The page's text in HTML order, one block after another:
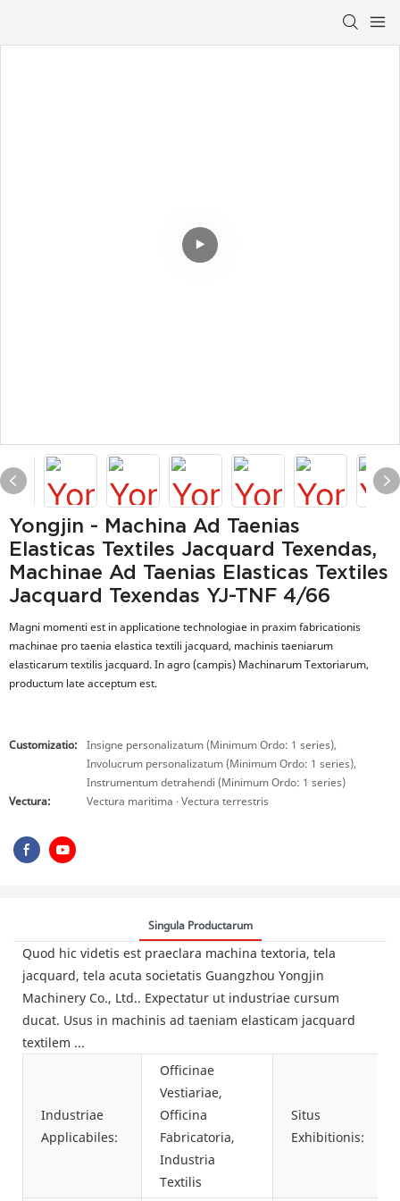
Yongjin - Machina Ad Taenias
Elasticas Textiles Jacquard Texendas,
Machinae Ad Taenias Elasticas Textiles
Jacquard Texendas YJ-TNF 4/66
Magni momenti est in applicatione technologiae in praxim fabricationis
machinae pro taenia elastica textili jacquard, machinis taeniarum
elasticarum textilis jacquard. In agro (campis) Machinarum Textoriarum,
productum late acceptum est.
Customizatio:
Insigne personalizatum (Minimum Ordo: 1 series),
Involucrum personalizatum (Minimum Ordo: 1 series),
Instrumentum detrahendi (Minimum Ordo: 1 series)
Vectura:
Vectura maritima · Vectura terrestris
Singula Productarum
Quod hic videtis est praeclara machina textoria, tela
jacquard, tela acuta societatis Guangzhou Yongjin
Machinery Co., Ltd.. Expectatur ut industriae cursum
ducat. Usus in machinis ad taeniam elasticam jacquard
textilem ...
Industriae
Applicabiles:
Officinae
Vestiariae,
Officina
Fabricatoria,
Industria
Textilis
Situs
Exhibitionis: